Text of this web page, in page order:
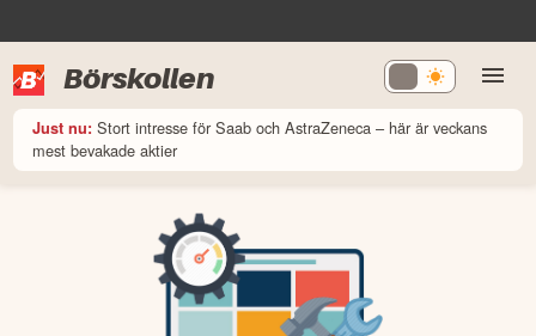
Börskollen
Just nu: Stort intresse för Saab och AstraZeneca – här är veckans
mest bevakade aktier